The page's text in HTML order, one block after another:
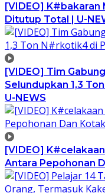
[VIDEO] K#bakaran
Ditutup Total | U-
[VIDEO] Tim
Selundupkan 1,3
U-NEWS
[VIDEO]
Antara Pepohonan